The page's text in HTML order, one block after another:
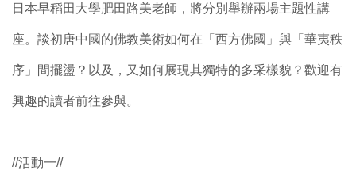
日本早稻田大學肥田路美老師，將分別舉辦兩場主題性講
座。談初唐中國的佛教美術如何在「西方佛國」與「華夷秩
序」間擺盪？以及，又如何展現其獨特的多采樣貌？歡迎有
興趣的讀者前往參與。
//活動一//